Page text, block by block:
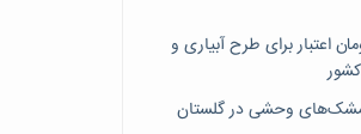
تومان اعتبار برای طرح آبیاری و
وحشی در گلستان